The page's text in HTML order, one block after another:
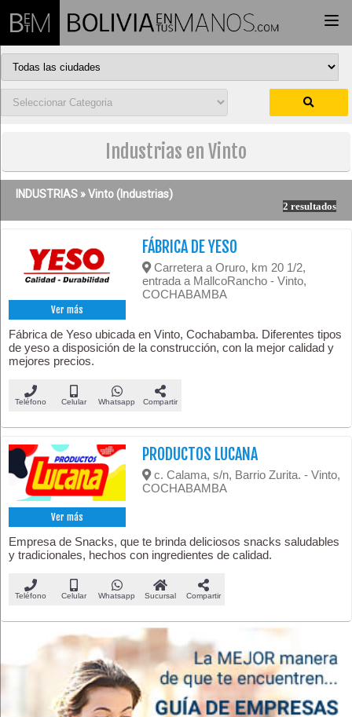
Industrias en Vinto
INDUSTRIAS »Vinto (Industrias)
2 resultados
Ver más
FÁBRICA DE YESO
Carretera a Oruro, km 20 1/2,
entrada a MallcoRancho - Vinto,
COCHABAMBA
Fábrica de Yeso ubicada en Vinto, Cochabamba. Diferentes tipos
de yeso a disposición de la construcción, con la mejor calidad y
mejores precios.
Teléfono Celular Whatsapp Compartir
Ver más
PRODUCTOS LUCANA
c. Calama, s/n, Barrio Zurita. - Vinto,
COCHABAMBA
Empresa de Snacks, que te brinda deliciosos snacks saludables
y tradicionales, hechos con ingredientes de calidad.
Teléfono Celular Whatsapp Sucursal Compartir